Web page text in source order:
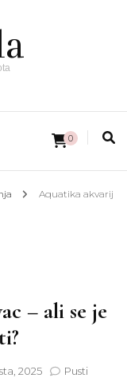
0
Aquatika akvarij
– ali se je
2025
Pusti